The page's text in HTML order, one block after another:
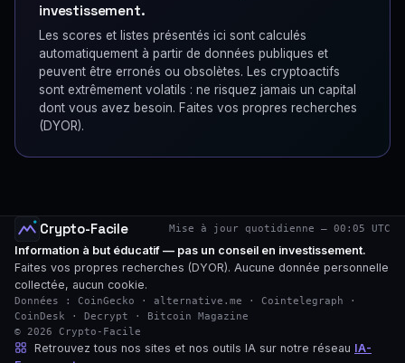
investissement.
Les scores et listes présentés ici sont calculés
automatiquement à partir de données publiques et
peuvent être erronés ou obsolètes. Les cryptoactifs
sont extrêmement volatils : ne risquez jamais un capital
dont vous avez besoin. Faites vos propres recherches
(DYOR).
Crypto-Facile Mise à jour quotidienne — 00:05 UTC
Information à but éducatif — pas un conseil en investissement.
Faites vos propres recherches (DYOR). Aucune donnée personnelle
collectée, aucun cookie.
Données : CoinGecko · alternative.me · Cointelegraph ·
CoinDesk · Decrypt · Bitcoin Magazine
© 2026 Crypto-Facile
Retrouvez tous nos sites et nos outils IA sur notre réseau IA-